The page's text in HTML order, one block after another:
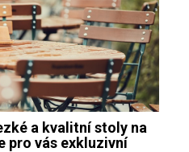
a kvalitní stoly na
pro vás exkluzivní